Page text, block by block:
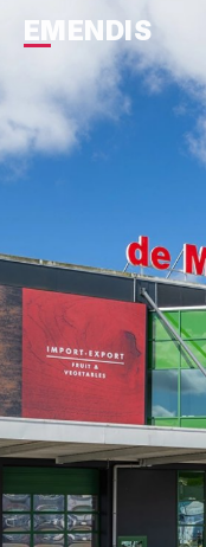
EMENDIS